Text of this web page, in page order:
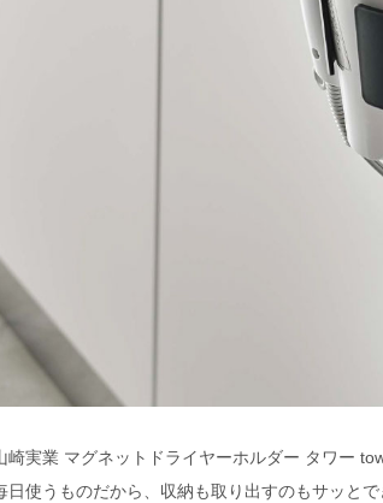
崎実業 マグネットドライヤーホルダー タワー
日使うものだから、収納も取り出すのもサッとで